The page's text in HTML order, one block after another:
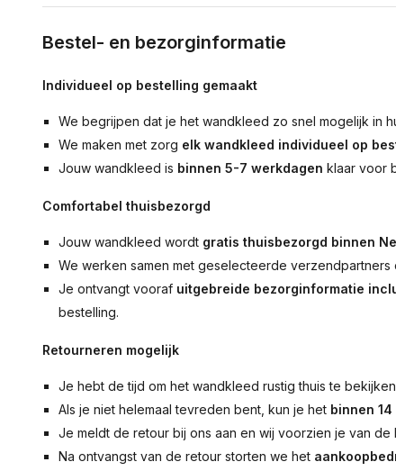
Bestel- en bezorginformatie
Individueel op bestelling gemaakt
We begrijpen dat je het wandkleed zo snel mogelijk in
We maken met zorg elk wandkleed individueel op
Jouw wandkleed is binnen 5-7 werkdagen klaar voor
Comfortabel thuisbezorgd
Jouw wandkleed wordt gratis thuisbezorgd binnen
We werken samen met geselecteerde
Je ontvangt vooraf uitgebreide bezorginformatie
bestelling.
Retourneren mogelijk
Je hebt de tijd om het wandkleed rustig thuis te
Als je niet helemaal tevreden bent, kun je het binnen
Je meldt de retour bij ons aan en wij voorzien je van
Na ontvangst van de retour storten we het